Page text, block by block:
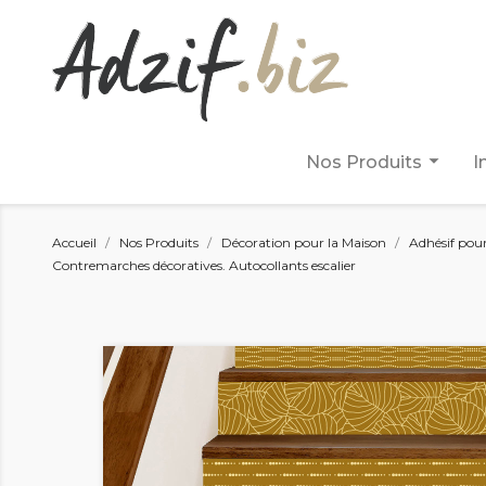
arrow_drop_down
Nos Produits
Accueil Nos Produits Décoration pour la Maison
Adhésif
Contremarches décoratives. Autocollants escalier